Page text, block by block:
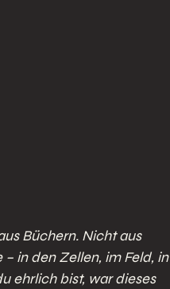
Büchern. Nicht aus
in den Zellen, im Feld, in
ehrlich bist, war dieses